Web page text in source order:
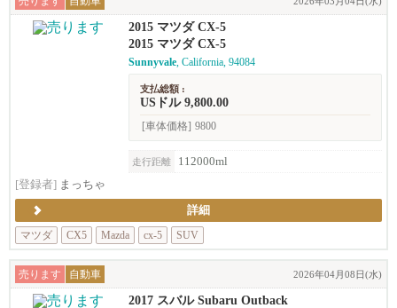
2015 マツダ CX-5
2015 マツダ CX-5
Sunnyvale, California, 94084
支払総額 :
USドル 9,800.00
[車体価格] 9800
走行距離
112000ml
[登録者] まっちゃ
詳細
マツダ
CX5 Mazda cx-5 SUV
売ります 自動車 2026年04月08日(水)
2017 スバル Subaru Outback